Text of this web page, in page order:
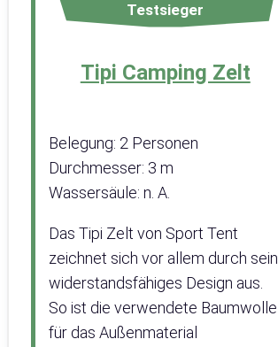
Testsieger
Tipi Camping Zelt
Belegung: 2 Personen
Durchmesser: 3 m
Wassersäule: n. A.
Das Tipi Zelt von Sport Tent
zeichnet sich vor allem durch sein
widerstandsfähiges Design aus.
So ist die verwendete Baumwolle
für das Außenmaterial